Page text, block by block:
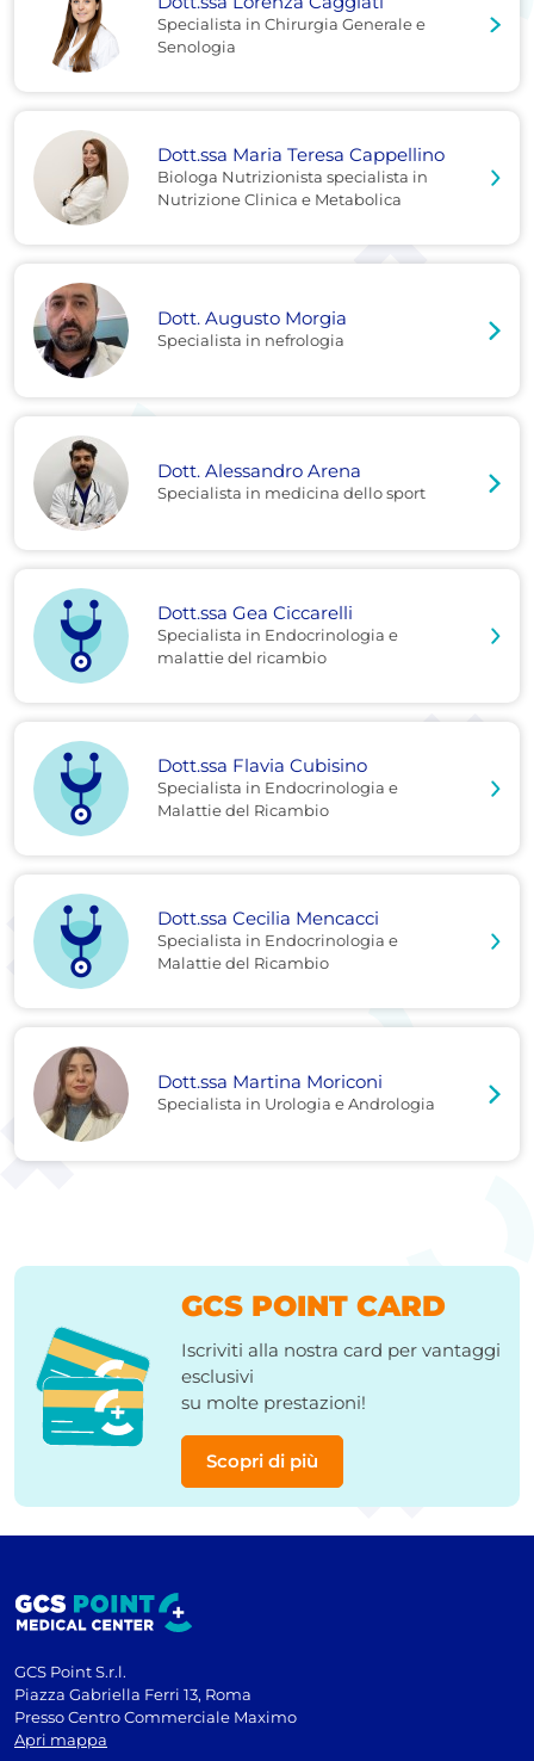
Specialista in Chirurgia Generale e
Senologia
Dott.ssa Maria Teresa Cappellino
Biologa Nutrizionista specialista in
Nutrizione Clinica e Metabolica
Dott. Augusto Morgia
Specialista in nefrologia
Dott. Alessandro Arena
Specialista in medicina dello sport
Dott.ssa Gea Ciccarelli
Specialista in Endocrinologia e
malattie del ricambio
Dott.ssa Flavia Cubisino
Specialista in Endocrinologia e
Malattie del Ricambio
Dott.ssa Cecilia Mencacci
Specialista in Endocrinologia e
Malattie del Ricambio
Dott.ssa Martina Moriconi
Specialista in Urologia e Andrologia
GCS POINT CARD
Iscriviti alla nostra card per vantaggi
esclusivi
su molte prestazioni!
Scopri di più
GCS Point S.r.l.
Piazza Gabriella Ferri 13, Roma
Presso Centro Commerciale Maximo
Apri mappa